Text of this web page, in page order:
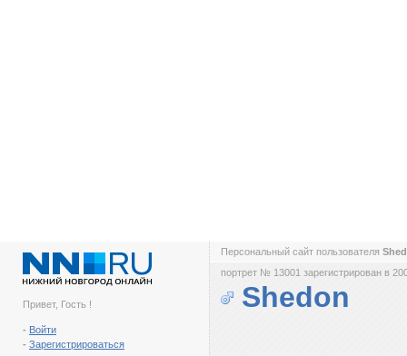
Привет, Гость !
- Войти
- Зарегистрироваться
Персональный сайт пользователя
портрет № 13001 зарегистрирован в
Shedon